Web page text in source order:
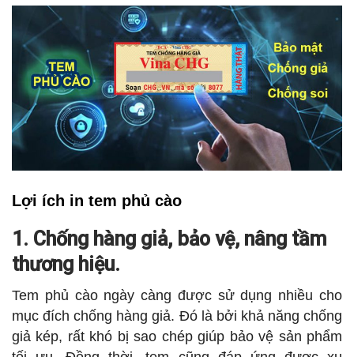
Lợi ích in tem phủ cào
1. Chống hàng giả, bảo vệ, nâng tầm
thương hiệu.
Tem phủ cào ngày càng được sử dụng nhiều cho
mục đích chống hàng giả. Đó là bởi khả năng chống
giả kép, rất khó bị sao chép giúp bảo vệ sản phẩm